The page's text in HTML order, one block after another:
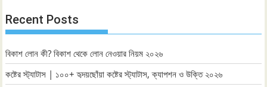
Recent Posts
বিকাশ লোন কী? বিকাশ থেকে লোন নেওয়ার নিয়ম ২০২৬
কষ্টের স্ট্যাটাস | ১০০+ হৃদয়ছোঁয়া কষ্টের স্ট্যাটাস, ক্যাপশন ও উক্তি ২০২৬